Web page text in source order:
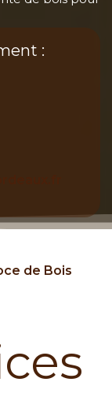
:
de Bois